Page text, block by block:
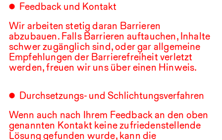
Feedback und Kontakt
Wir arbeiten stetig daran Barrieren
abzubauen. Falls Barrieren auftauchen, Inhalte
schwer zugänglich sind, oder gar allgemeine
Empfehlungen der Barrierefreiheit verletzt
werden, freuen wir uns über einen Hinweis.
Durchsetzungs- und Schlichtungsverfahren
Wenn auch nach Ihrem Feedback an den oben
genannten Kontakt keine zufriedenstellende
Lösung gefunden wurde, kann die